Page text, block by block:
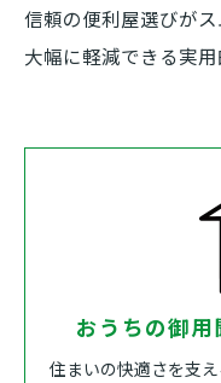
信頼の便利屋選びが
大幅に軽減できる実用
おうちの御
住まいの快適さを支